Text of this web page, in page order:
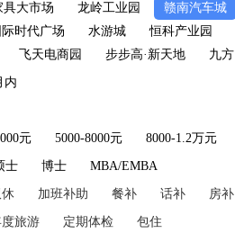
具大市场 龙岭工业园 赣南汽车城
际时代广场 水游城 恒科产业园
飞天电商园 步步高·新天地 九方
内
元 5000-8000元 8000-1.2万元
士 博士 MBA/EMBA
加班补助 餐补 话补 房补
旅游 定期体检 包住